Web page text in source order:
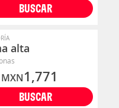
BUSCAR
alta
MXN1,771
BUSCAR